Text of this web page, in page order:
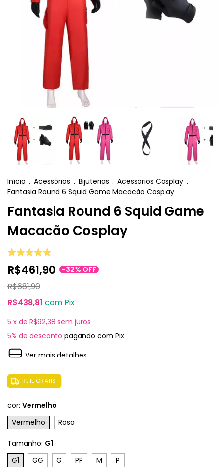
Início . Acessórios . Bijuterias . Acessórios Cosplay .
Fantasia Round 6 Squid Game Macacão Cosplay
Fantasia Round 6 Squid Game
Macacão Cosplay
R$461,90 -32% OFF
R$681,90
R$438,81 com Pix
5 x de R$92,38 sem juros
5% de desconto pagando com Pix
Ver mais detalhes
FRETE GRÁTIS
cor: Vermelho
Vermelho
Rosa
Tamanho: G1
G1
GG G PP M P